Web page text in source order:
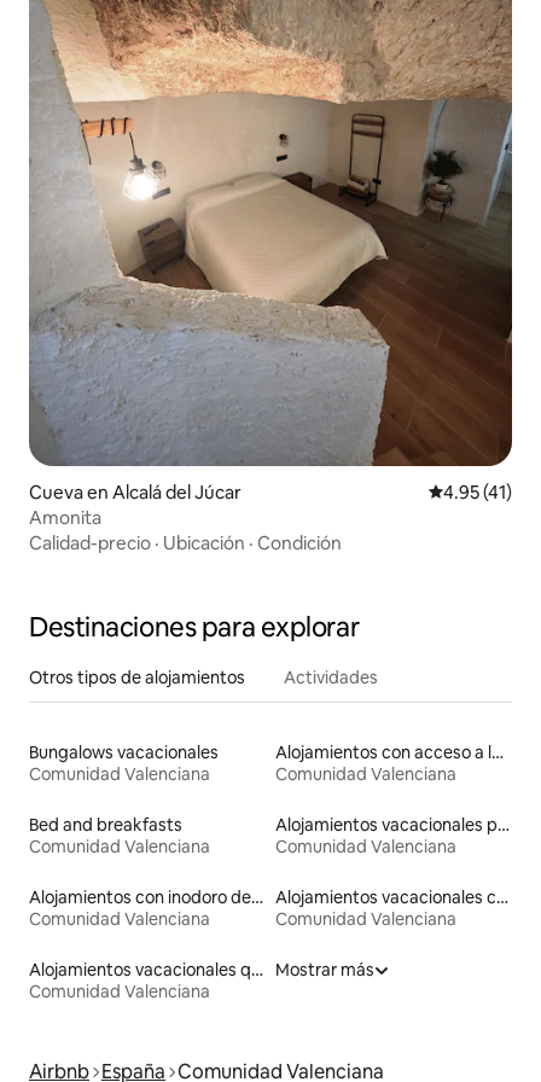
Cueva en Alcalá del Júcar Calificación
4.95 (41)
Amonita
Calidad-precio · Ubicación · Condición
Destinaciones para explorar
Otros tipos de alojamientos Actividades
Bungalows vacacionales
Comunidad Valenciana
Alojamientos con acceso a la playa
Comunidad Valenciana
Bed and breakfasts
Comunidad Valenciana
Alojamientos vacacionales para familias
Comunidad Valenciana
Alojamientos con inodoro de altura accesible
Comunidad Valenciana
Alojamientos vacacionales con entrada y salida de pistas de esquí
Comunidad Valenciana
Alojamientos vacacionales que admiten mascotas
Comunidad Valenciana
Mostrar más
Airbnb España Comunidad Valenciana